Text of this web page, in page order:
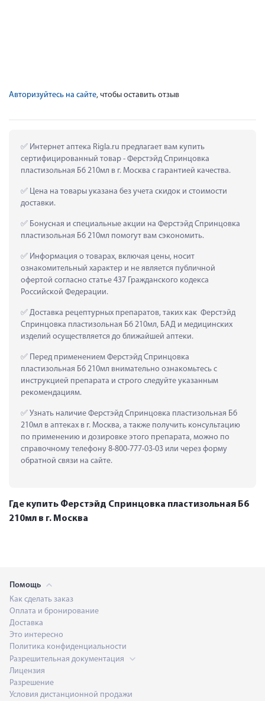
Авторизуйтесь на сайте, чтобы оставить отзыв
Интернет аптека Rigla.ru предлагает вам купить
сертифицированный товар - Ферстэйд Спринцовка
пластизольная Б6 210мл в г. Москва с гарантией качества.
Цена на товары указана без учета скидок и стоимости
доставки.
Бонусная и специальные акции на Ферстэйд Спринцовка
пластизольная Б6 210мл помогут вам сэкономить.
Информация о товарах, включая цены, носит
ознакомительный характер и не является публичной
офертой согласно статье 437 Гражданского кодекса
Российской Федерации.
Доставка рецептурных препаратов, таких как  Ферстэйд
Спринцовка пластизольная Б6 210мл, БАД и медицинских
изделий осуществляется до ближайшей аптеки.
Перед применением Ферстэйд Спринцовка
пластизольная Б6 210мл внимательно ознакомьтесь с
инструкцией препарата и строго следуйте указанным
рекомендациям.
Узнать наличие Ферстэйд Спринцовка пластизольная Б6
210мл в аптеках в г. Москва, а также получить консультацию
по применению и дозировке этого препарата, можно по
справочному телефону 8-800-777-03-03 или через форму
обратной связи на сайте.
Где купить Ферстэйд Спринцовка пластизольная Б6
210мл в г. Москва
Помощь
Как сделать заказ
Оплата и бронирование
Доставка
Это интересно
Политика конфиденциальности
Разрешительная документация
Лицензия
Разрешение
Условия дистанционной продажи